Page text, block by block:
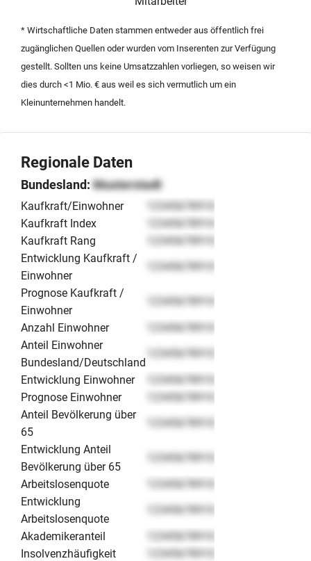
Interessenten finden hier ein wirtschaftlich gesundes
Unternehmen mit klarem Fokus auf technische
Gebäudeausstattung und Sicherheitssysteme im
gewerblichen und kommunalen Sektor.
* Wirtschaftliche Daten stammen entweder aus öffentlich frei
zugänglichen Quellen oder wurden vom Inserenten zur Verfügung
gestellt. Sollten uns keine Umsatzzahlen vorliegen, so weisen wir
dies durch <1 Mio. € aus weil es sich vermutlich um ein
Kleinunternehmen handelt.
Regionale Daten
Bundesland:Musterstadt
Kaufkraft/Einwohner
12345678910
Kaufkraft Index
12345678910
Kaufkraft Rang
12345678910
Entwicklung Kaufkraft /
Einwohner
12345678910
Prognose Kaufkraft /
Einwohner
12345678910
Anzahl Einwohner
12345678910
Anteil Einwohner
Bundesland/Deutschland
12345678910
Entwicklung Einwohner
12345678910
Prognose Einwohner
12345678910
Anteil Bevölkerung über
65
12345678910
Entwicklung Anteil
Bevölkerung über 65
12345678910
Arbeitslosenquote
12345678910
Entwicklung
Arbeitslosenquote
12345678910
Akademikeranteil
12345678910
Insolvenzhäufigkeit
12345678910